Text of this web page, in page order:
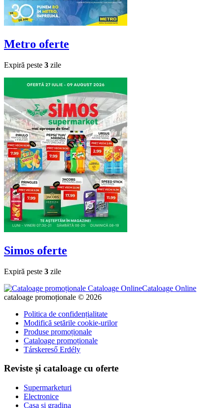
Metro oferte
Expiră peste 3 zile
Simos oferte
Expiră peste 3 zile
Cataloage Online
cataloage promoționale © 2026
Politica de confidențialitate
Modifică setările cookie-urilor
Produse promoționale
Cataloage promoționale
Társkereső Erdély
Reviste și cataloage cu oferte
Supermarketuri
Electronice
Casa si gradina